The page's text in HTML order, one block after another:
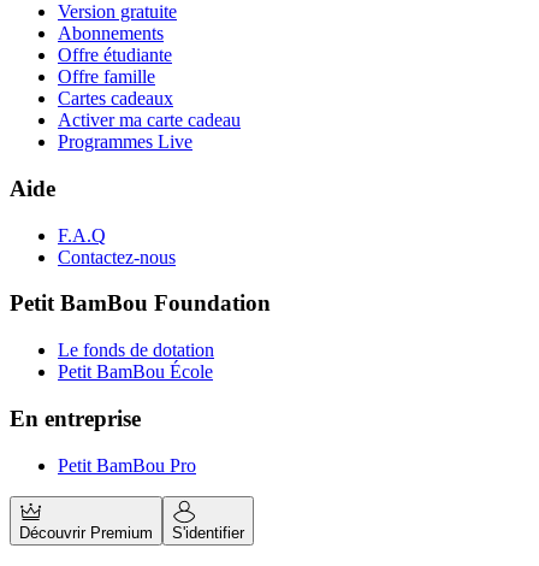
Version gratuite
Abonnements
Offre étudiante
Offre famille
Cartes cadeaux
Activer ma carte cadeau
Programmes Live
Aide
F.A.Q
Contactez-nous
Petit BamBou Foundation
Le fonds de dotation
Petit BamBou École
En entreprise
Petit BamBou Pro
Découvrir Premium S'identifier